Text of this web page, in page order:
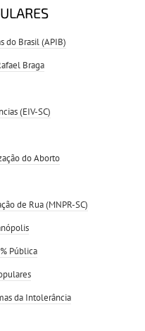
do Brasil (APIB)
Braga
(EIV-SC)
do Aborto
de Rua (MNPR-SC)
Pública
da Intolerância